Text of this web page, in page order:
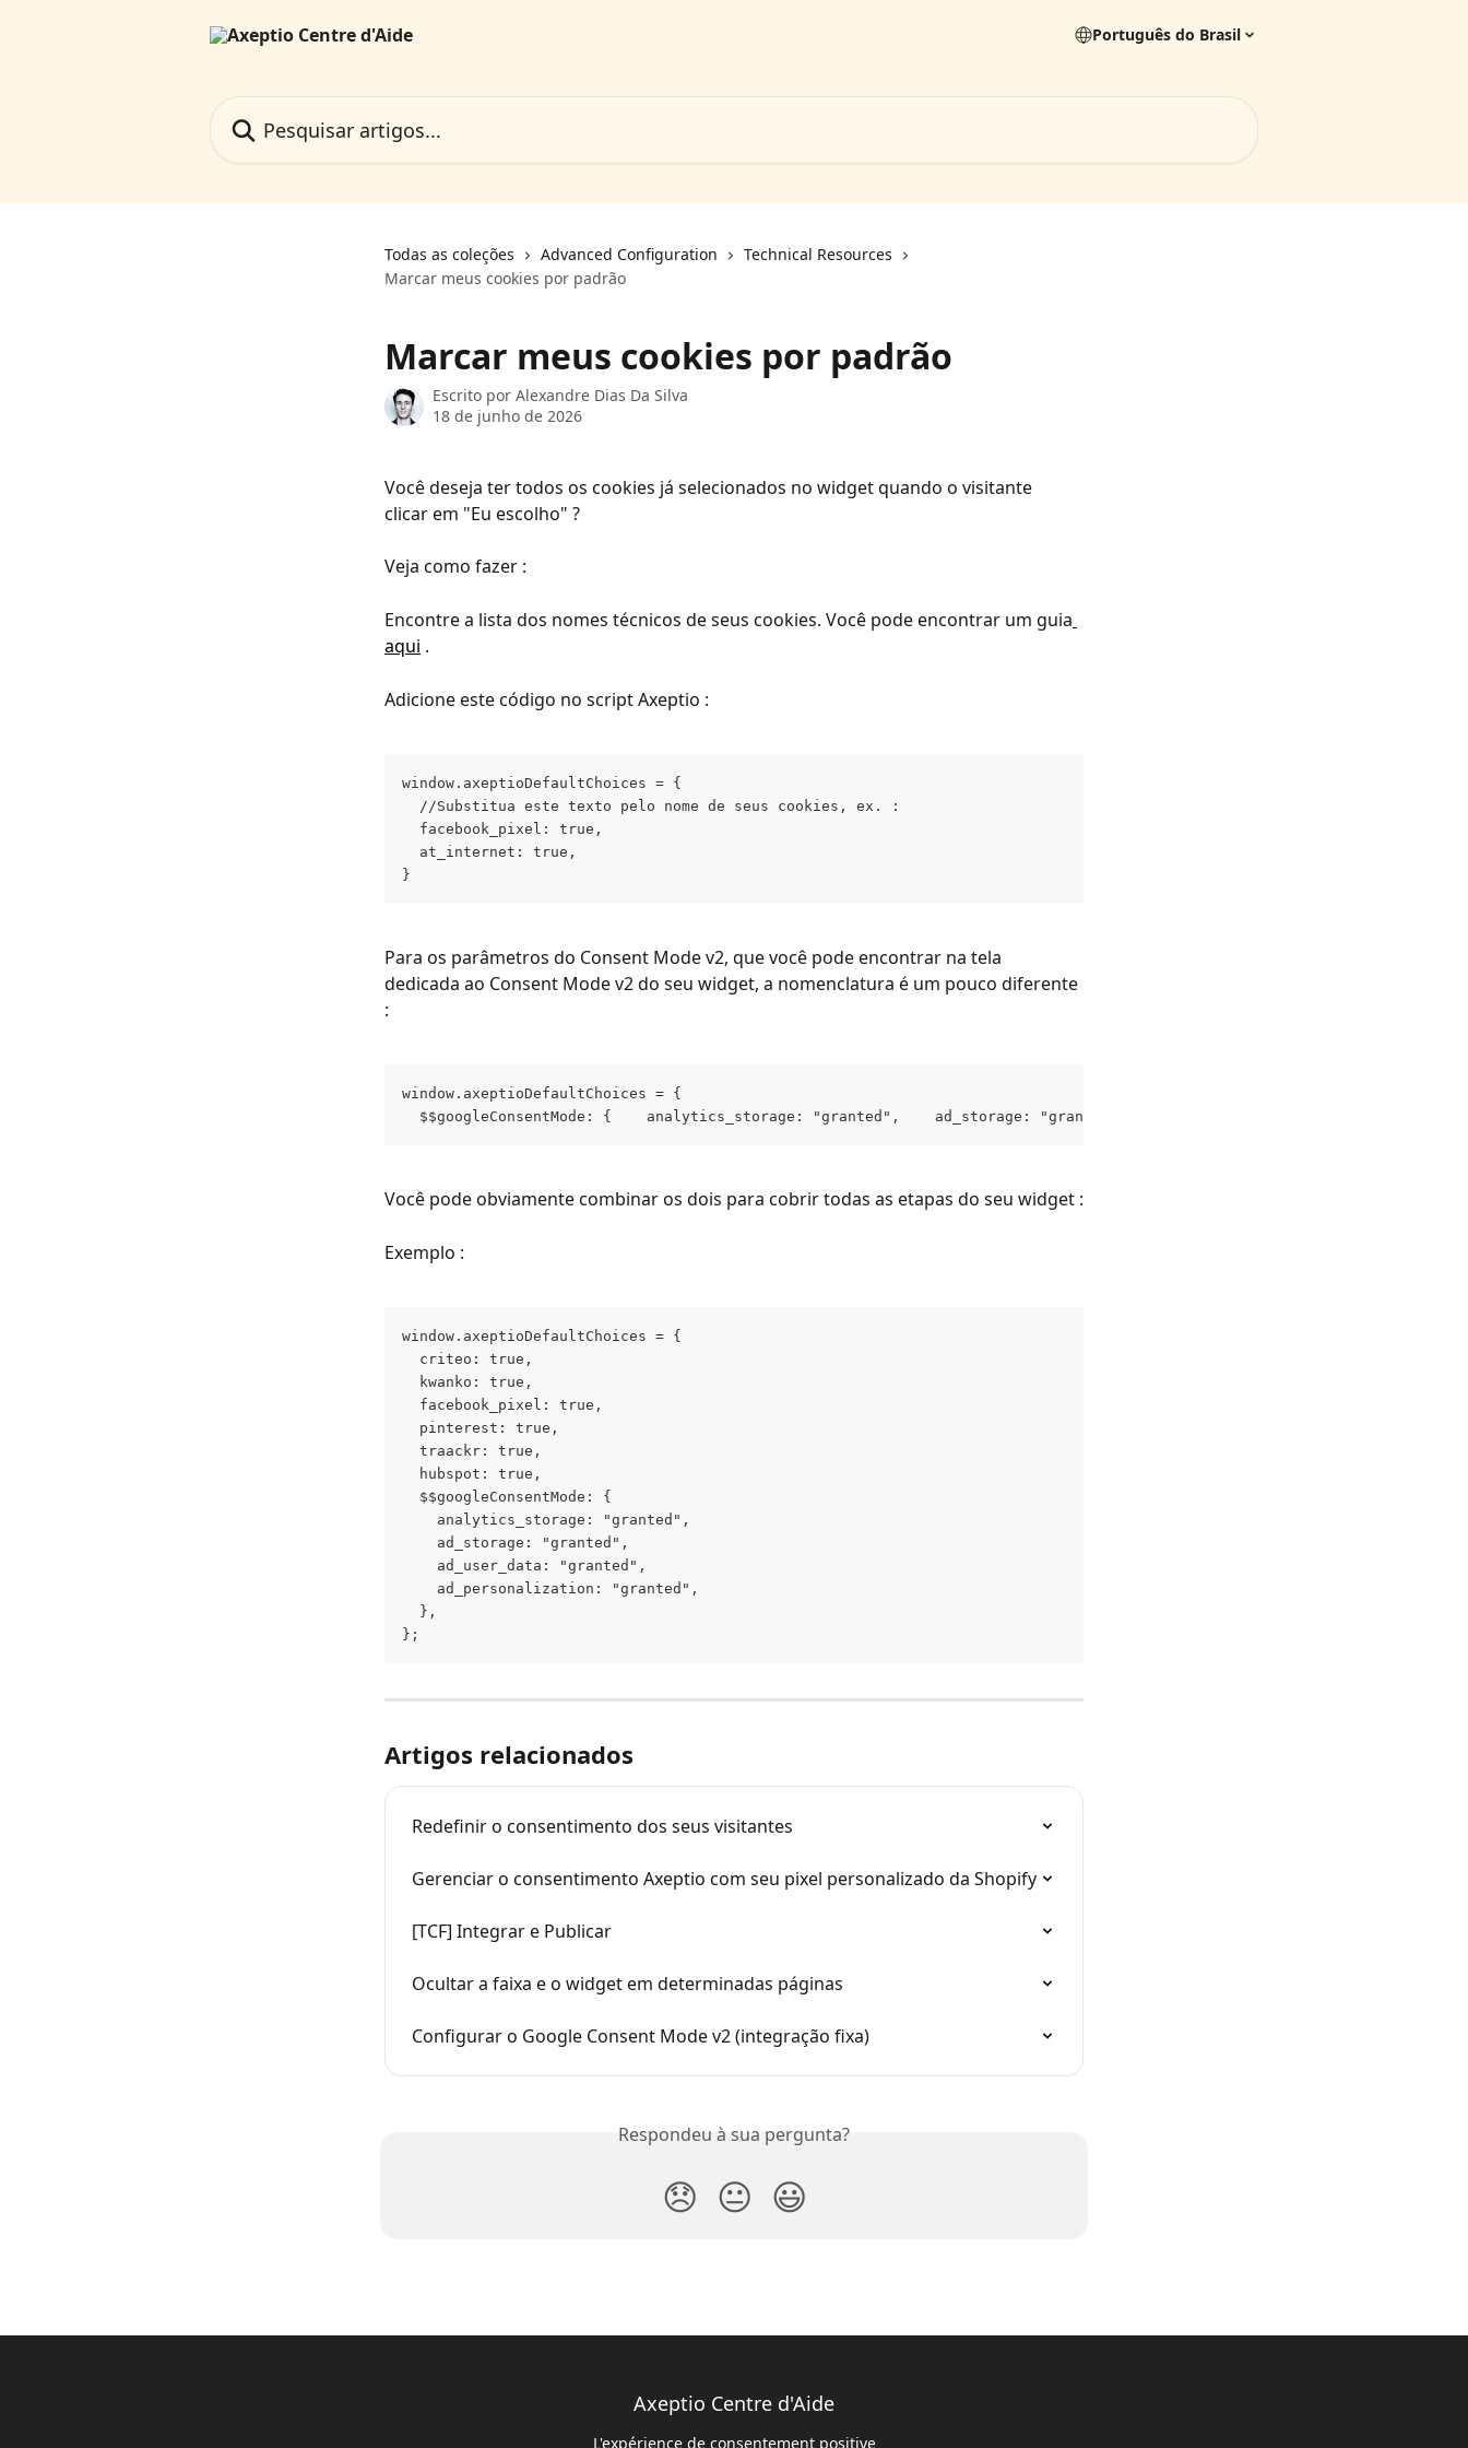
Português do Brasil
Todas as coleções Advanced Configuration
Technical Resources
Marcar meus cookies por padrão
Marcar meus cookies por padrão
Escrito por Alexandre Dias Da Silva
18 de junho de 2026
Você deseja ter todos os cookies já selecionados no widget quando o visitante
clicar em "Eu escolho" ?
Veja como fazer :
Encontre a lista dos nomes técnicos de seus cookies. Você pode encontrar um guia
aqui .
Adicione este código no script Axeptio :
window.axeptioDefaultChoices = {
  //Substitua este texto pelo nome de seus cookies, ex. :
  facebook_pixel: true,
  at_internet: true,
}
Para os parâmetros do Consent Mode v2, que você pode encontrar na tela
dedicada ao Consent Mode v2 do seu widget, a nomenclatura é um pouco diferente
:
window.axeptioDefaultChoices = {
$$googleConsentMode: {    analytics_storage: "granted",    ad_storage: "granted",    ad_user_data: "granted",
Você pode obviamente combinar os dois para cobrir todas as etapas do seu widget :
Exemplo :
window.axeptioDefaultChoices = {
  criteo: true,
  kwanko: true,
  facebook_pixel: true,
  pinterest: true,
  traackr: true,
  hubspot: true,
  $$googleConsentMode: {
    analytics_storage: "granted",
    ad_storage: "granted",
    ad_user_data: "granted",
    ad_personalization: "granted",
  },
};
Artigos relacionados
Redefinir o consentimento dos seus visitantes
Gerenciar o consentimento Axeptio com seu pixel personalizado da Shopify
[TCF] Integrar e Publicar
Ocultar a faixa e o widget em determinadas páginas
Configurar o Google Consent Mode v2 (integração fixa)
Respondeu à sua pergunta?
😞 😐 😃
Axeptio Centre d'Aide
L'expérience de consentement positive